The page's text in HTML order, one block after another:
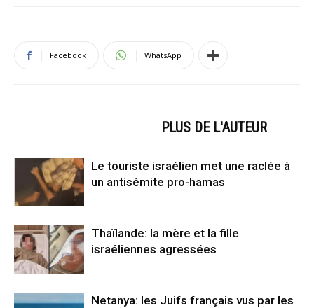
Facebook WhatsApp
PLUS DE L'AUTEUR
Le touriste israélien met une raclée à
un antisémite pro-hamas
Thaïlande: la mère et la fille
israéliennes agressées
Netanya: les Juifs français vus par les